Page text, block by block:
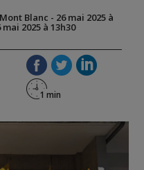
Blanc - 26 mai 2025 à
2025 à 13h30